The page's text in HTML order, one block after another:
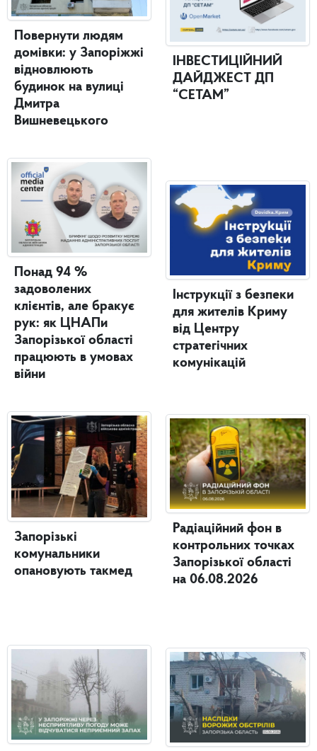
Повернути людям
домівки: у Запоріжжі
відновлюють
будинок на вулиці
Дмитра
Вишневецького
Понад 94 %
задоволених
клієнтів, але бракує
рук: як ЦНАПи
Запорізької області
працюють в умовах
війни
Запорізькі
комунальники
опановують такмед
ІНВЕСТИЦІЙНИЙ
ДАЙДЖЕСТ ДП
“СЕТАМ”
Інструкції з безпеки
для жителів Криму
від Центру
стратегічних
комунікацій
Радіаційний фон в
контрольних точках
Запорізької області
на 06.08.2026